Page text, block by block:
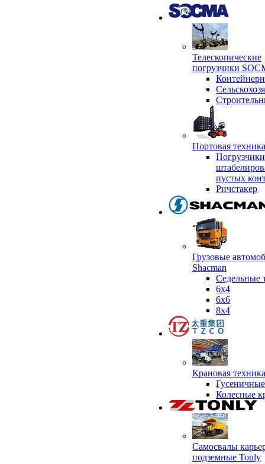
Телескопические
погрузчики
Портовая
пустых
Ричстакер
Грузовые
Shacman
Седельные
6х4
6x6
8x4
Крановая
Колесные
Самосвалы
подземные Tonly